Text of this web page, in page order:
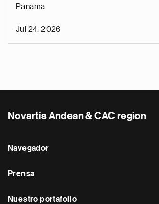
Panama
Jul 24, 2026
Novartis Andean & CAC region
Navegador
Prensa
Nuestro portafolio